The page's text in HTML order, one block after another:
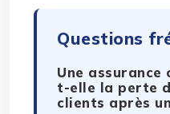
Questions
Une assurance
t-elle la perte
clients après